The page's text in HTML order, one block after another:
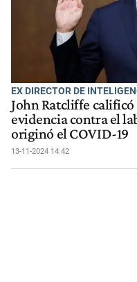
EX DIRECTOR DE
John Ratcliffe
evidencia contra el
originó el COVID-19
13-11-2024 14:42